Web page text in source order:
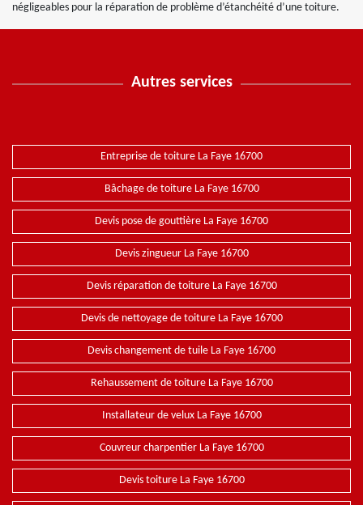
négligeables pour la réparation de problème d’étanchéité d’une toiture.
Autres services
Entreprise de toiture La Faye 16700
Bâchage de toiture La Faye 16700
Devis pose de gouttière La Faye 16700
Devis zingueur La Faye 16700
Devis réparation de toiture La Faye 16700
Devis de nettoyage de toiture La Faye 16700
Devis changement de tuile La Faye 16700
Rehaussement de toiture La Faye 16700
Installateur de velux La Faye 16700
Couvreur charpentier La Faye 16700
Devis toiture La Faye 16700